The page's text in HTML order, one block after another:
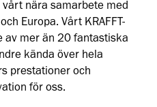
vårt nära samarbete med
Europa. Vårt KRAFFT-
av mer än 20 fantastiska
kända över hela
prestationer och
för oss.